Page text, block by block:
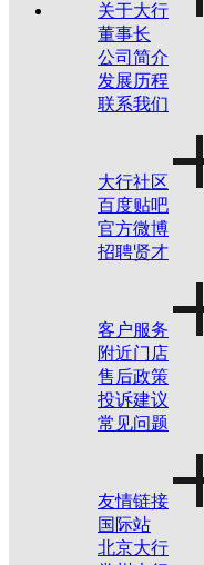
关于大行
董事长
公司简介
发展历程
联系我们
大行社区
百度贴吧
官方微博
招聘贤才
客户服务
附近门店
售后政策
投诉建议
常见问题
友情链接
国际站
北京大行